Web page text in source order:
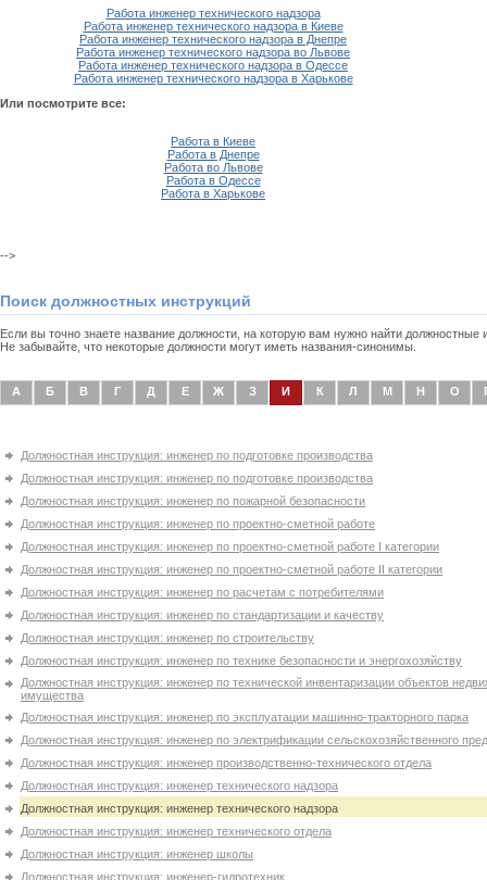
Работа инженер технического надзора
Работа инженер технического надзора в Киеве
Работа инженер технического надзора в Днепре
Работа инженер технического надзора во Львове
Работа инженер технического надзора в Одессе
Работа инженер технического надзора в Харькове
Или посмотрите все:
Работа в Киеве
Работа в Днепре
Работа во Львове
Работа в Одессе
Работа в Харькове
-->
Поиск должностных инструкций
Если вы точно знаете название должности, на которую вам нужно найти
Не забывайте, что некоторые должности могут иметь названия-синонимы.
А Б В Г Д Е Ж З И К Л М Н О
Должностная инструкция: инженер по подготовке производства
Должностная инструкция: инженер по подготовке производства
Должностная инструкция: инженер по пожарной безопасности
Должностная инструкция: инженер по проектно-сметной работе
Должностная инструкция: инженер по проектно-сметной работе І категории
Должностная инструкция: инженер по проектно-сметной работе ІІ категории
Должностная инструкция: инженер по расчетам с потребителями
Должностная инструкция: инженер по стандартизации и качеству
Должностная инструкция: инженер по строительству
Должностная инструкция: инженер по технике безопасности и энергохозяйству
Должностная инструкция: инженер по технической инвентаризации объектов
имущества
Должностная инструкция: инженер по эксплуатации машинно-тракторного парка
Должностная инструкция: инженер по электрификации сельскохозяйственного
Должностная инструкция: инженер производственно-технического отдела
Должностная инструкция: инженер технического надзора
Должностная инструкция: инженер технического надзора
Должностная инструкция: инженер технического отдела
Должностная инструкция: инженер школы
Должностная инструкция: инженер-гидротехник